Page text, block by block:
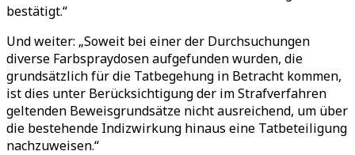
bestätigt.“
Und weiter: „Soweit bei einer der Durchsuchungen
diverse Farbspraydosen aufgefunden wurden, die
grundsätzlich für die Tatbegehung in Betracht kommen,
ist dies unter Berücksichtigung der im Strafverfahren
geltenden Beweisgrundsätze nicht ausreichend, um über
die bestehende Indizwirkung hinaus eine Tatbeteiligung
nachzuweisen.“